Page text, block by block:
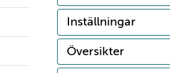
Inställningar
Översikter